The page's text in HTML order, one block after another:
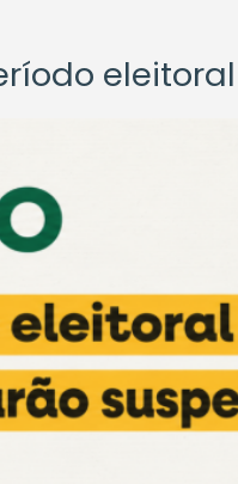
eleitoral